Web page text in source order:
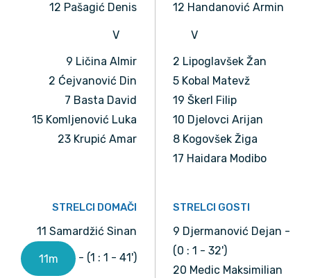
12 Pašagić Denis
V
9 Ličina Almir
2 Ćejvanović Din
7 Basta David
15 Komljenović Luka
23 Krupić Amar
12 Handanović Armin
V
2 Lipoglavšek Žan
5 Kobal Matevž
19 Škerl Filip
10 Djelovci Arijan
8 Kogovšek Žiga
17 Haidara Modibo
STRELCI DOMAČI
11 Samardžić Sinan
11m - (1 : 1 - 41')
STRELCI GOSTI
9 Djermanović Dejan -
(0 : 1 - 32')
20 Medic Maksimilian